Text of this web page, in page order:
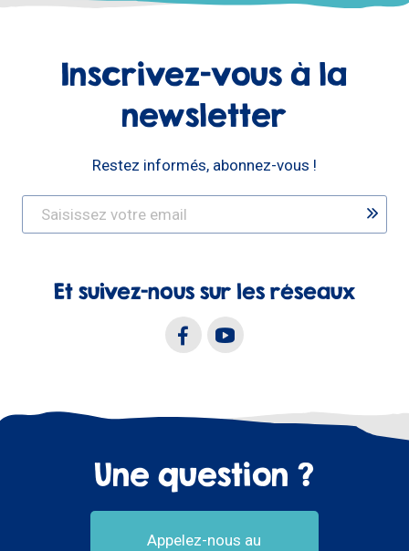
Inscrivez-vous à la
newsletter
Restez informés, abonnez-vous !
Et suivez-nous sur les réseaux
Une question ?
Appelez-nous au